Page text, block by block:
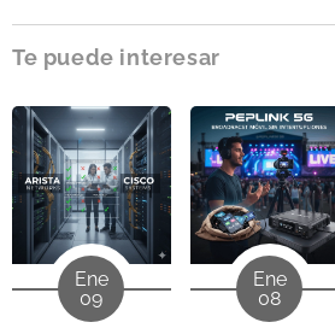
Te puede interesar
Ene
09
Ene
08